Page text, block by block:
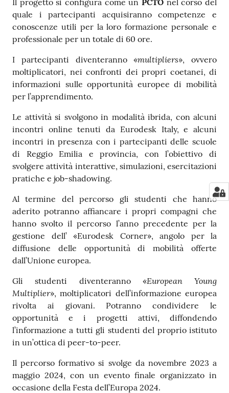
Il progetto si configura come un PCTO nel corso del
quale i partecipanti acquisiranno competenze e
conoscenze utili per la loro formazione personale e
professionale per un totale di 60 ore.
I partecipanti diventeranno «multipliers», ovvero
moltiplicatori, nei confronti dei propri coetanei, di
informazioni sulle opportunità europee di mobilità
per l’apprendimento.
Le attività si svolgono in modalità ibrida, con alcuni
incontri online tenuti da Eurodesk Italy, e alcuni
incontri in presenza con i partecipanti delle scuole
di Reggio Emilia e provincia, con l’obiettivo di
svolgere attività interattive, simulazioni, esercitazioni
pratiche e job-shadowing.
Al termine del percorso gli studenti che hanno
aderito potranno affiancare i propri compagni che
hanno svolto il percorso l’anno precedente per la
gestione dell’ «Eurodesk Corner», angolo per la
diffusione delle opportunità di mobilità offerte
dall’Unione europea.
Gli studenti diventeranno «European Young
Multiplier», moltiplicatori dell’informazione europea
rivolta ai giovani. Potranno condividere le
opportunità e i progetti attivi, diffondendo
l’informazione a tutti gli studenti del proprio istituto
in un’ottica di peer-to-peer.
Il percorso formativo si svolge da novembre 2023 a
maggio 2024, con un evento finale organizzato in
occasione della Festa dell’Europa 2024.